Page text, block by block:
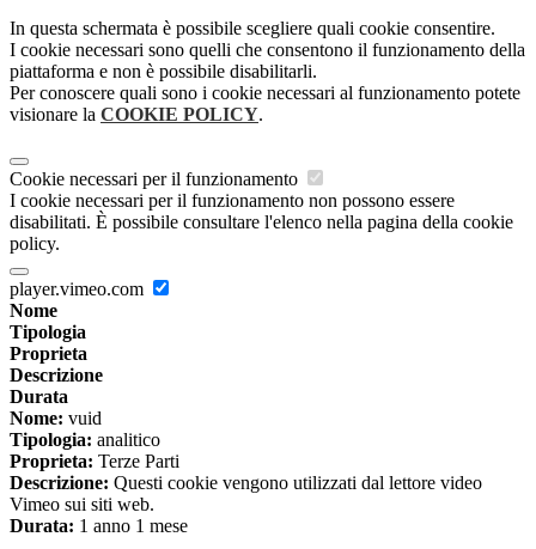
In questa schermata è possibile scegliere quali cookie consentire.
I cookie necessari sono quelli che consentono il funzionamento della
piattaforma e non è possibile disabilitarli.
Per conoscere quali sono i cookie necessari al funzionamento potete
visionare la COOKIE POLICY.
Cookie necessari per il funzionamento
I cookie necessari per il funzionamento non possono essere
disabilitati. È possibile consultare l'elenco nella pagina della cookie
policy.
player.vimeo.com
Nome
Tipologia
Proprieta
Descrizione
Durata
Nome: vuid
Tipologia: analitico
Proprieta: Terze Parti
Descrizione: Questi cookie vengono utilizzati dal lettore video
Vimeo sui siti web.
Durata: 1 anno 1 mese